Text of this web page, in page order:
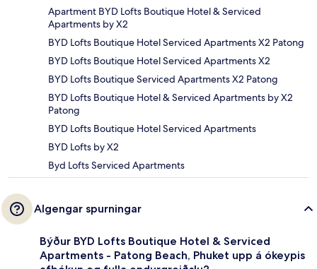
Apartment BYD Lofts Boutique Hotel & Serviced
Apartments by X2
BYD Lofts Boutique Hotel Serviced Apartments X2 Patong
BYD Lofts Boutique Hotel Serviced Apartments X2
BYD Lofts Boutique Serviced Apartments X2 Patong
BYD Lofts Boutique Hotel & Serviced Apartments by X2
Patong
BYD Lofts Boutique Hotel Serviced Apartments
BYD Lofts by X2
Byd Lofts Serviced Apartments
Algengar spurningar
Býður BYD Lofts Boutique Hotel & Serviced
Apartments - Patong Beach, Phuket upp á ókeypis